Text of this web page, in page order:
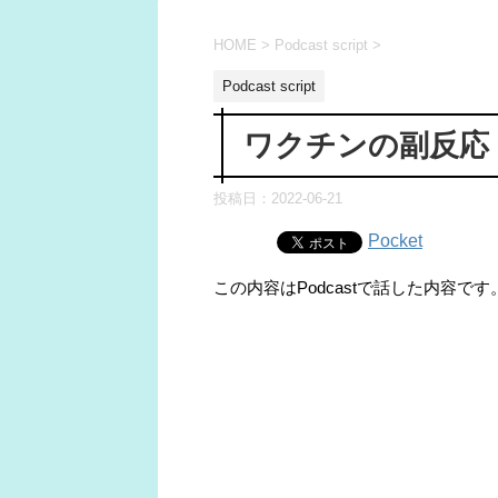
HOME > Podcast script >
Podcast script
ワクチンの副反応
投稿日： 2022-06-21
Pocket
この内容はPodcastで話した内容です